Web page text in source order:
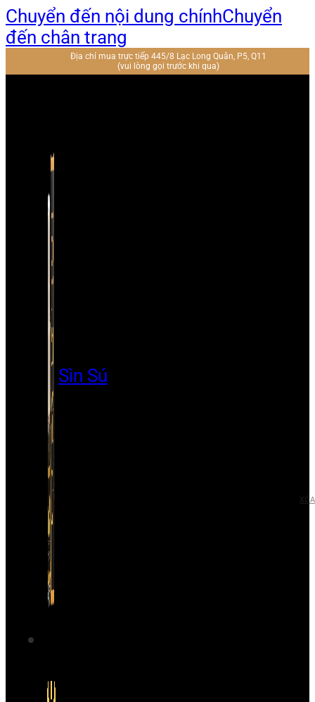
Chuyển đến nội dung chínhChuyển
đến chân trang
Địa chỉ mua trực tiếp 445/8 Lạc Long Quân, P5, Q11
(vui lòng gọi trước khi qua)
Sìn Sú
XÓA